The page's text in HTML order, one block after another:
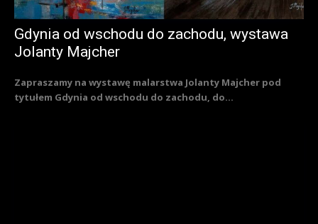
Gdynia od wschodu do zachodu, wystawa
Jolanty Majcher
Zapraszamy na wystawę malarstwa Jolanty Majcher pod
tytułem Gdynia od wschodu do zachodu, do...